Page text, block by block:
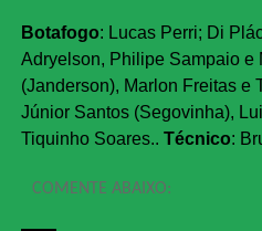
Botafogo: Lucas Perri; Di
Adryelson, Philipe Sampaio e
(Janderson), Marlon Freitas e
Júnior Santos (Segovinha),
Tiquinho Soares.. Técnico:
COMENTE ABAIXO: